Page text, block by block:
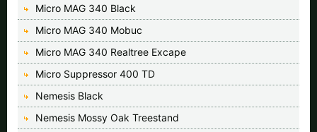
Micro MAG 340 Black
Micro MAG 340 Mobuc
Micro MAG 340 Realtree Excape
Micro Suppressor 400 TD
Nemesis Black
Nemesis Mossy Oak Treestand